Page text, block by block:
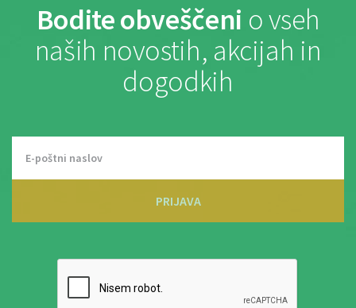
Bodite obveščeni o vseh
naših novostih, akcijah in
dogodkih
PRIJAVA